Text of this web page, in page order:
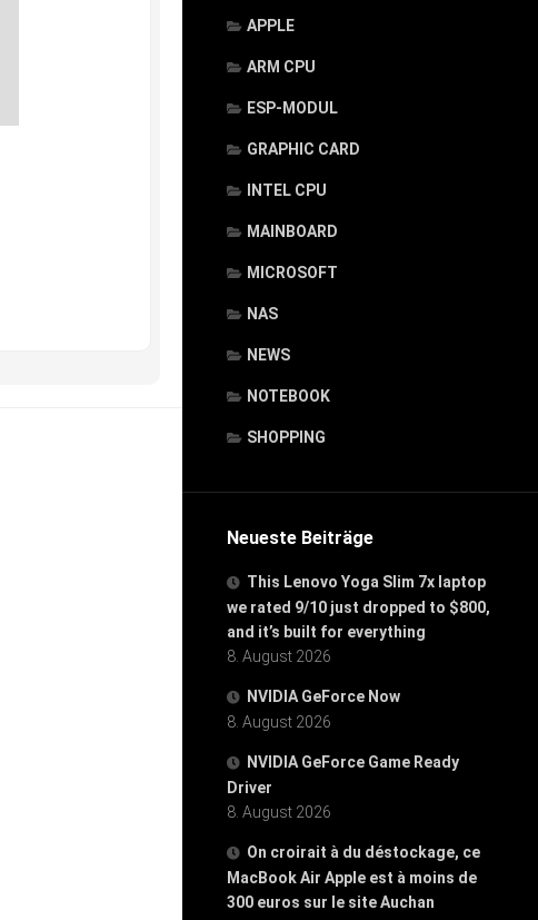
APPLE
ARM CPU
ESP-MODUL
GRAPHIC CARD
INTEL CPU
MAINBOARD
MICROSOFT
NAS
NEWS
NOTEBOOK
SHOPPING
Neueste Beiträge
This Lenovo Yoga Slim 7x laptop
we rated 9/10 just dropped to $800,
and it’s built for everything
8. August 2026
NVIDIA GeForce Now
8. August 2026
NVIDIA GeForce Game Ready
Driver
8. August 2026
On croirait à du déstockage, ce
MacBook Air Apple est à moins de
300 euros sur le site Auchan